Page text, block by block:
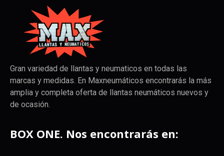
Gran variedad de llantas y neumaticos en todas las
marcas y medidas. En Maxneumáticos encontrarás la más
amplia y completa oferta de llantas neumáticos nuevos y
de ocasión.
BOX ONE. Nos encontrarás en: